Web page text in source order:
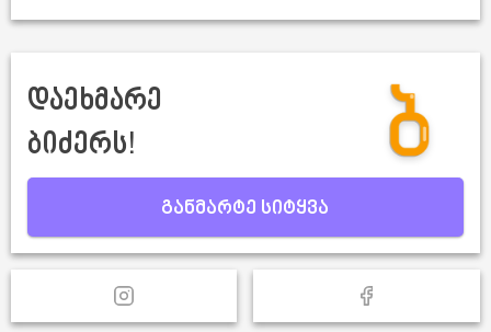
დაეხმარე
ბიძერს!
განმარტე სიტყვა